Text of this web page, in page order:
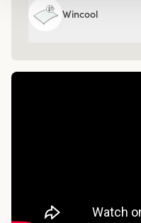
Wincool